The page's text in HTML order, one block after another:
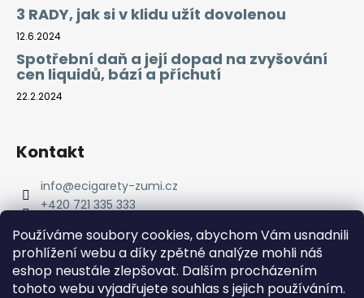
Používáme soubory cookies, abychom Vám usnadnili
prohlížení webu a díky zpětné analýze mohli náš
eshop neustále zlepšovat. Dalším procházením
tohoto webu vyjadřujete souhlas s jejich používáním.
3 RADY, jak si v klidu užít dovolenou
12.6.2024
Spotřební daň a její dopad na zvyšování
cen liquidů, bází a příchutí
22.2.2024
Kontakt
info@ecigarety-zumi.cz
+420 721 335 333